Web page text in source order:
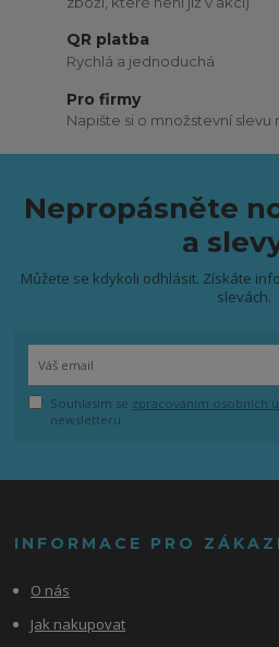
QR platba
Rychlá a jednoduchá
Pro firmy
Napište si o množstevní slevu
Nepropásněte
a
Můžete se kdykoli odhlásit. Získáte
slevách.
Souhlasím se zpracováním osobních
newsletteru.
INFORMACE PRO
O nás
Jak nakupovat